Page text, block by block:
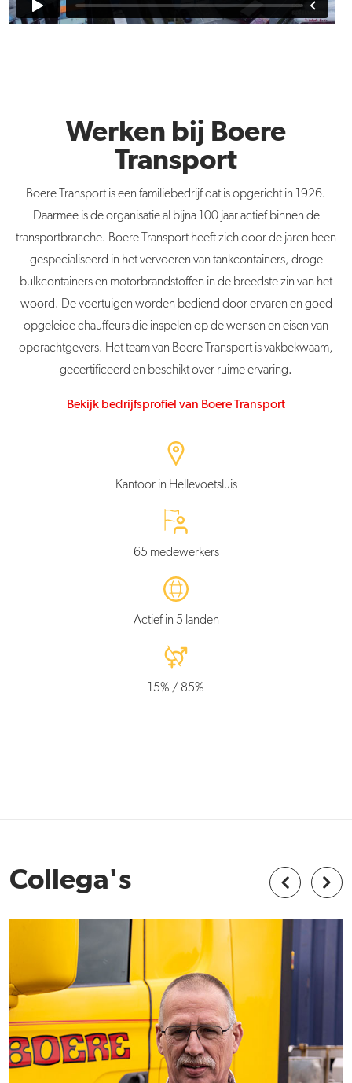
Werken bij Boere
Transport
Boere Transport is een familiebedrijf dat is opgericht in 1926.
Daarmee is de organisatie al bijna 100 jaar actief binnen de
transportbranche. Boere Transport heeft zich door de jaren heen
gespecialiseerd in het vervoeren van tankcontainers, droge
bulkcontainers en motorbrandstoffen in de breedste zin van het
woord. De voertuigen worden bediend door ervaren en goed
opgeleide chauffeurs die inspelen op de wensen en eisen van
opdrachtgevers. Het team van Boere Transport is vakbekwaam,
gecertificeerd en beschikt over ruime ervaring.
Bekijk bedrijfsprofiel van Boere Transport
Kantoor in Hellevoetsluis
65 medewerkers
Actief in 5 landen
15% / 85%
Collega's